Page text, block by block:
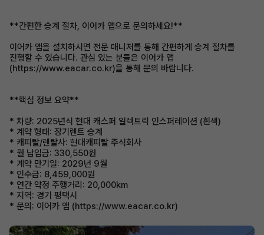
**간편한 승계 절차, 이어카 앱으로 문의하세요!**
이어카 앱을 설치하시면 전문 매니저를 통해 간편하게 승계 절차를
진행할 수 있습니다. 관심 있는 분들은 이어카 앱
(https://www.eacar.co.kr)을 통해 문의 바랍니다.
**핵심 정보 요약**
* 차량: 2025년식 현대 캐스퍼 일렉트릭 인스퍼레이션 (흰색)
* 계약 형태: 장기렌트 승계
* 캐피탈/렌탈사: 현대캐피탈 주식회사
* 월 납입금: 330,550원
* 계약 만기일: 2029년 9월
* 인수금: 8,459,000원
* 연간 약정 주행거리: 20,000km
* 지역: 경기 평택시
* 문의: 이어카 앱 (https://www.eacar.co.kr)